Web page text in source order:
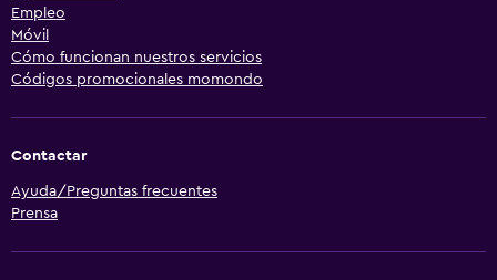
Empleo
Móvil
Cómo funcionan nuestros servicios
Códigos promocionales momondo
Contactar
Ayuda/Preguntas frecuentes
Prensa